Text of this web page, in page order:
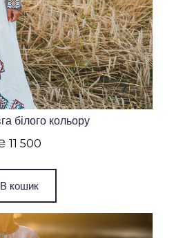
білого кольору
11 500
В кошик